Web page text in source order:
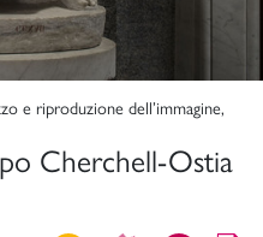
Cherchell-Ostia
e riproduzione dell’immagine,